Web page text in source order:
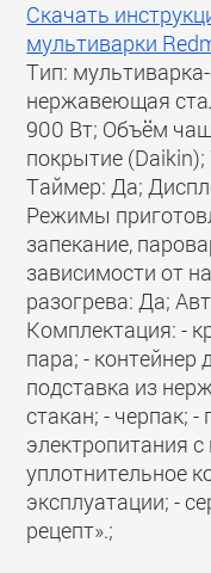
Скачать
мультиварки
Тип:
нержавеющая
900 Вт; Объём
покрытие
Таймер: Да;
Режимы
запекание,
зависимости от
разогрева: Да;
Комплектация: -
пара; - контейнер
подставка из
стакан; - черпак;
электропитания
уплотнительное
эксплуатации; -
рецепт».;